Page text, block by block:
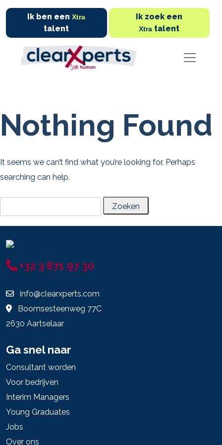
Ik ben eenXtra
talent
Ik zoek een
Xtra talent
Nothing Found
It seems we can’t find what you’re looking for. Perhaps
searching can help.
naar:
+32 3 871 97 30
info@clearxperts.com
Boomsesteenweg 77C
2630 Aartselaar
Ga snel naar
Consultant worden
Voor bedrijven
Interim Managers
Young Graduates
Jobs
Over ons